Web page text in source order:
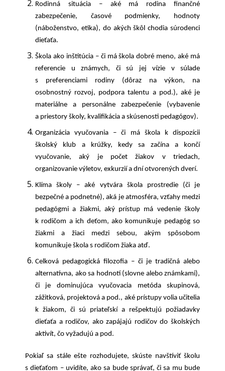
Rodinná situácia – aké má rodina finančné
zabezpečenie, časové podmienky, hodnoty
(náboženstvo, etika), do akých škôl chodia súrodenci
dieťaťa.
Škola ako inštitúcia – či má škola dobré meno, aké má
referencie u známych, či sú jej vízie v súlade
s preferenciami rodiny (dôraz na výkon, na
osobnostný rozvoj, podpora talentu a pod.), aké je
materiálne a personálne zabezpečenie (vybavenie
a priestory školy, kvalifikácia a skúsenosti pedagógov).
Organizácia vyučovania – či má škola k dispozícii
školský klub a krúžky, kedy sa začína a končí
vyučovanie, aký je počet žiakov v triedach,
organizovanie výletov, exkurzií a dní otvorených dverí.
Klíma školy – aké vytvára škola prostredie (či je
bezpečné a podnetné), aká je atmosféra, vzťahy medzi
pedagógmi a žiakmi, aký prístup má vedenie školy
k rodičom a ich deťom, ako komunikuje pedagóg so
žiakmi a žiaci medzi sebou, akým spôsobom
komunikuje škola s rodičom žiaka atď.
Celková pedagogická filozofia – či je tradičná alebo
alternatívna, ako sa hodnotí (slovne alebo známkami),
či je dominujúca vyučovacia metóda skupinová,
zážitková, projektová a pod., aké prístupy volia učitelia
k žiakom, či sú priateľskí a rešpektujú požiadavky
dieťaťa a rodičov, ako zapájajú rodičov do školských
aktivít, čo vyžadujú a pod.
Pokiaľ sa stále ešte rozhodujete, skúste navštíviť školu
s dieťaťom – uvidíte, ako sa bude správať, či sa mu bude